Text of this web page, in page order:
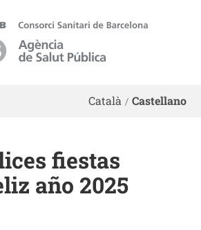
Català Castellano
fiestas
año 2025